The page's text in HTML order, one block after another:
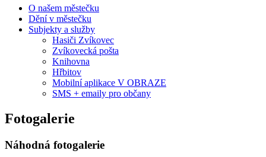
O našem městečku
Dění v městečku
Subjekty a služby
Hasiči Zvíkovec
Zvíkovecká pošta
Knihovna
Hřbitov
Mobilní aplikace V OBRAZE
SMS + emaily pro občany
Fotogalerie
Náhodná fotogalerie